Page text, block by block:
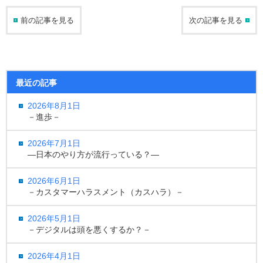
前の記事を見る 次の記事を見る
最近の記事
2026年8月1日
－進歩－
2026年7月1日
―日本のやり方が流行っている？―
2026年6月1日
－カスタマーハラスメント（カスハラ）－
2026年5月1日
－デジタルは頭を悪くするか？－
2026年4月1日